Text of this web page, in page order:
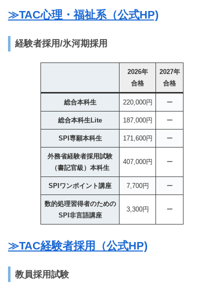
≫TAC心理・福祉系（公式HP)
経験者採用/氷河期採用
2026年
合格
2027年
合格
総合本科生 220,000円 ー
総合本科生Lite 187,000円 ー
SPI専願本科生 171,600円 ー
外務省経験者採用試験
（書記官級）本科生
407,000円 ー
SPIワンポイント講座 7,700円 ー
数的処理習得者のための
SPI非言語講座
3,300円 ー
≫TAC経験者採用（公式HP)
教員採用試験